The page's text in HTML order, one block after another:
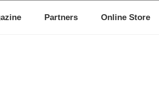
Partners Online Store